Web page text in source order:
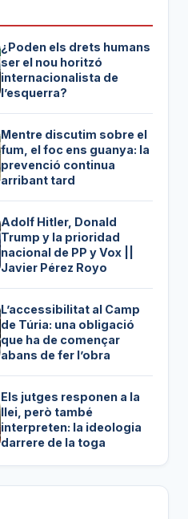
¿Poden els drets humans
ser el nou horitzó
internacionalista de
l’esquerra?
Mentre discutim sobre el
fum, el foc ens guanya: la
prevenció continua
arribant tard
Adolf Hitler, Donald
Trump y la prioridad
nacional de PP y Vox ||
Javier Pérez Royo
L’accessibilitat al Camp
de Túria: una obligació
que ha de començar
abans de fer l’obra
Els jutges responen a la
llei, però també
interpreten: la ideologia
darrere de la toga